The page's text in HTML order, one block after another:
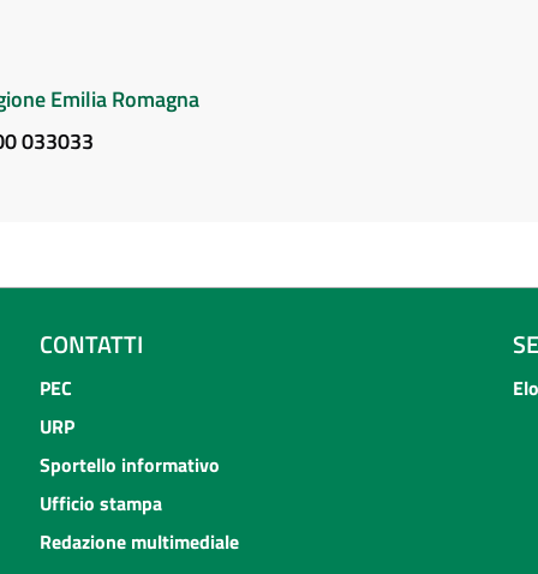
Emilia Romagna
033033
CONTATTI
PEC
URP
Sportello informativo
Ufficio stampa
Redazione multimediale